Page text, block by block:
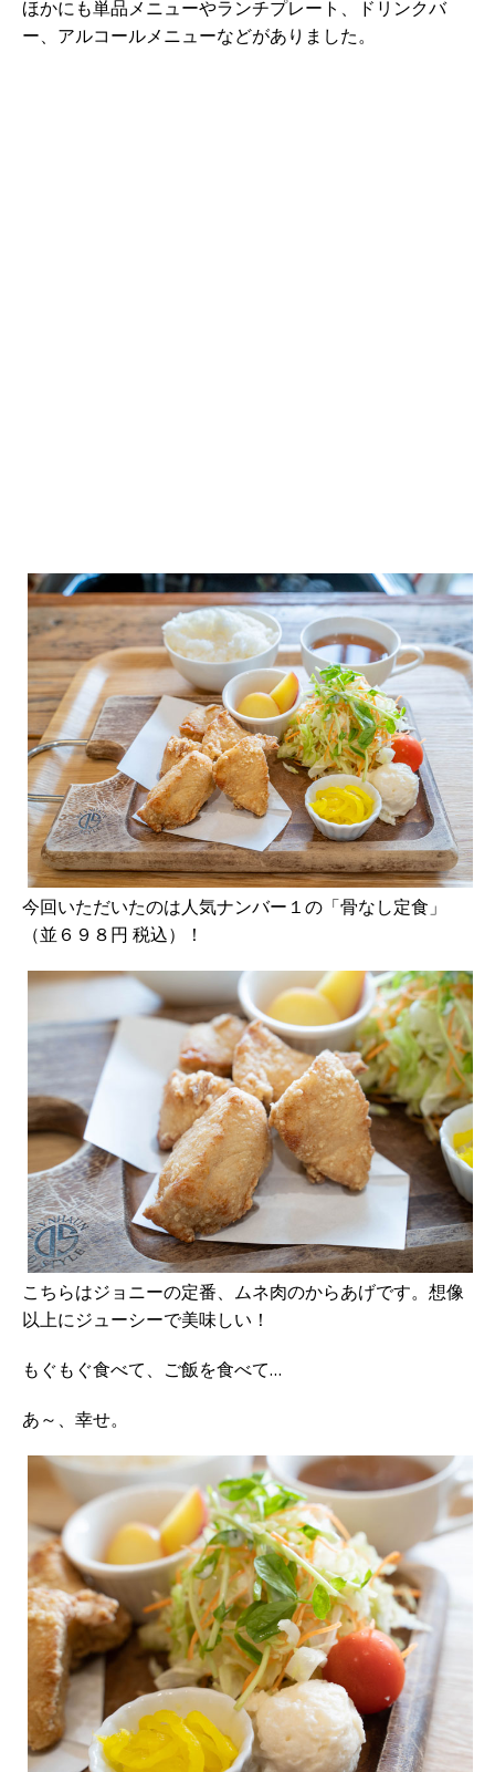
ほかにも単品メニューやランチプレート、ドリンクバ
ー、アルコールメニューなどがありました。
今回いただいたのは人気ナンバー１の「骨なし定食」
（並６９８円 税込）！
こちらはジョニーの定番、ムネ肉のからあげです。想像
以上にジューシーで美味しい！
もぐもぐ食べて、ご飯を食べて…
あ～、幸せ。